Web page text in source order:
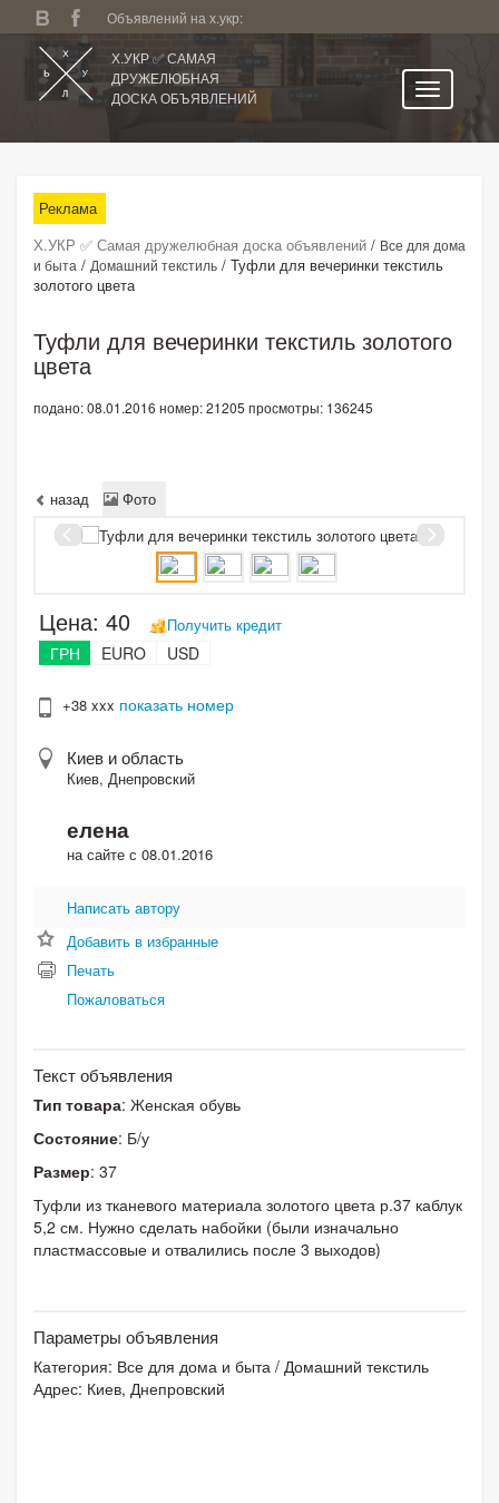
Объявлений на х.укр:
Х.УКР ✅ САМАЯ
ДРУЖЕЛЮБНАЯ
ДОСКА ОБЪЯВЛЕНИЙ
Все регионы
Категории
Избранное
Личный кабинет
Поиск по сайту
Реклама
Х.УКР ✅ Самая дружелюбная доска объявлений / Все для дома
и быта / Домашний текстиль / Туфли для вечеринки текстиль
золотого цвета
Туфли для вечеринки текстиль золотого
цвета
подано: 08.01.2016 номер: 21205 просмотры: 136245
назад Фото
Цена: 40 Получить кредит
ГРН EURO USD
+38 xxx показать номер
Киев и область
Киев, Днепровский
елена
на сайте с 08.01.2016
Написать автору
Добавить в избранные
Печать
Пожаловаться
Текст объявления
Тип товара: Женская обувь
Состояние: Б/у
Размер: 37
Туфли из тканевого материала золотого цвета р.37 каблук
5,2 см. Нужно сделать набойки (были изначально
пластмассовые и отвалились после 3 выходов)
Параметры объявления
Категория: Все для дома и быта / Домашний текстиль
Адрес: Киев, Днепровский